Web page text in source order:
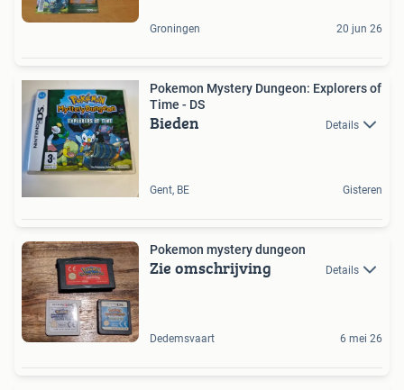
Groningen 20 jun 26
Pokemon Mystery Dungeon: Explorers of
Time - DS
Bieden Details
Gent, BE Gisteren
Pokemon mystery dungeon
Zie omschrijving Details
Dedemsvaart 6 mei 26